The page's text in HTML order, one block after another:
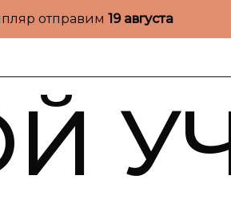
отправим 19 августа